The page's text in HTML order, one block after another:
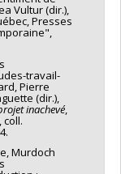
Vultur (dir.),
Presses
travail-
Pierre
(dir.),
inachevé,
coll.
Murdoch